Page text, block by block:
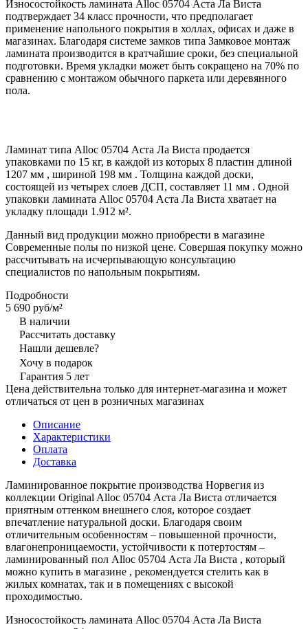
Износостойкость ламината Alloc 05704 Аста Ла Виста
подтверждает 34 класс прочности, что предполагает
применение напольного покрытия в холлах, офисах и даже в
магазинах. Благодаря системе замков типа Замковое монтаж
ламината производится в кратчайшие сроки, без специальной
подготовки. Время укладки может быть сокращено на 70% по
сравнению с монтажом обычного паркета или деревянного
пола.
Ламинат типа Alloc 05704 Аста Ла Виста продается
упаковками по 15 кг, в каждой из которых 8 пластин длиной
1207 мм , шириной 198 мм . Толщина каждой доски,
состоящей из четырех слоев ДСП, составляет 11 мм . Одной
упаковки ламината Alloc 05704 Аста Ла Виста хватает на
укладку площади 1.912 м².
Данный вид продукции можно приобрести в магазине
Современные полы по низкой цене. Совершая покупку можно
рассчитывать на исчерпывающую консультацию
специалистов по напольным покрытиям.
Подробности
5 690 руб/м²
В наличии
Рассчитать доставку
Нашли дешевле?
Хочу в подарок
Гарантия 5 лет
Цена действительна только для интернет-магазина и может
отличаться от цен в розничных магазинах
Описание
Характеристики
Оплата
Доставка
Ламинированное покрытие производства Норвегия из
коллекции Original Alloc 05704 Аста Ла Виста отличается
приятным оттенком внешнего слоя, которое создает
впечатление натуральной доски. Благодаря своим
отличительным особенностям – повышенной прочности,
влагонепроницаемости, устойчивости к потертостям –
ламинированный пол Alloc 05704 Аста Ла Виста , который
можно купить в магазине , рекомендуется стелить как в
жилых комнатах, так и в помещениях с высокой
проходимостью.
Износостойкость ламината Alloc 05704 Аста Ла Виста